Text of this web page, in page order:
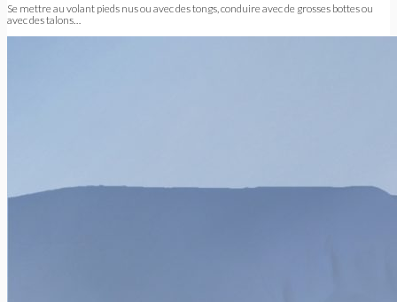
Se mettre au volant pieds nus ou avec des tongs, conduire avec de grosses bottes ou
avec des talons…